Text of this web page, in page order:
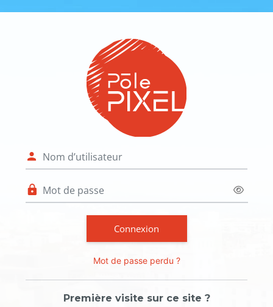
Connexion à
Connexion
Mot de passe perdu ?
Première visite sur ce site ?